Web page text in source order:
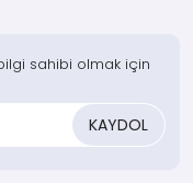
bilgi sahibi olmak için
KAYDOL